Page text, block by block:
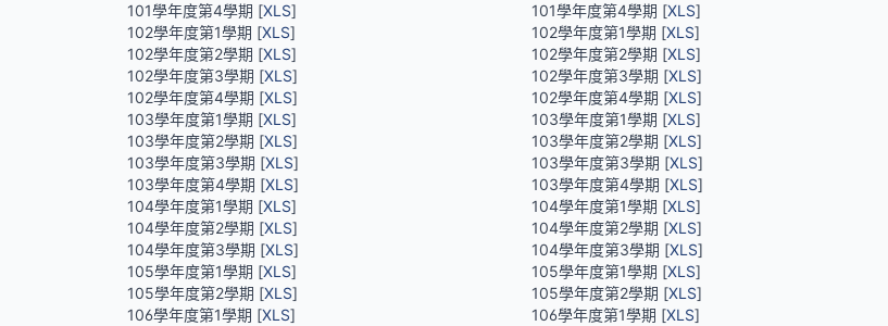
101學年度第4學期 [XLS]
102學年度第1學期 [XLS]
102學年度第2學期 [XLS]
102學年度第3學期 [XLS]
102學年度第4學期 [XLS]
103學年度第1學期 [XLS]
103學年度第2學期 [XLS]
103學年度第3學期 [XLS]
103學年度第4學期 [XLS]
104學年度第1學期 [XLS]
104學年度第2學期 [XLS]
104學年度第3學期 [XLS]
105學年度第1學期 [XLS]
105學年度第2學期 [XLS]
106學年度第1學期 [XLS]
101學年度第4學期 [XLS]
102學年度第1學期 [XLS]
102學年度第2學期 [XLS]
102學年度第3學期 [XLS]
102學年度第4學期 [XLS]
103學年度第1學期 [XLS]
103學年度第2學期 [XLS]
103學年度第3學期 [XLS]
103學年度第4學期 [XLS]
104學年度第1學期 [XLS]
104學年度第2學期 [XLS]
104學年度第3學期 [XLS]
105學年度第1學期 [XLS]
105學年度第2學期 [XLS]
106學年度第1學期 [XLS]